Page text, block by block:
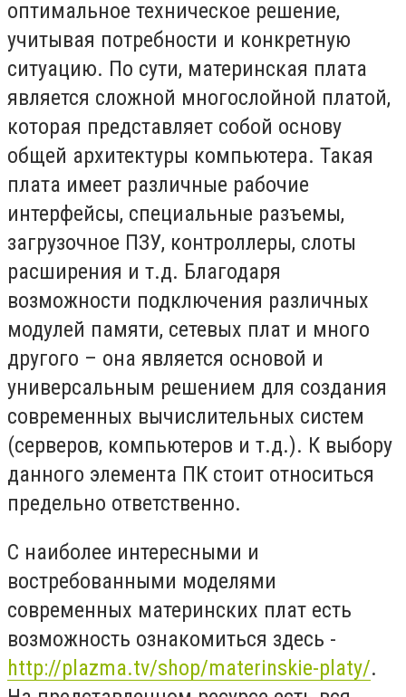
оптимальное техническое решение,
учитывая потребности и конкретную
ситуацию. По сути, материнская плата
является сложной многослойной платой,
которая представляет собой основу
общей архитектуры компьютера. Такая
плата имеет различные рабочие
интерфейсы, специальные разъемы,
загрузочное ПЗУ, контроллеры, слоты
расширения и т.д. Благодаря
возможности подключения различных
модулей памяти, сетевых плат и много
другого – она является основой и
универсальным решением для создания
современных вычислительных систем
(серверов, компьютеров и т.д.). К выбору
данного элемента ПК стоит относиться
предельно ответственно.
С наиболее интересными и
востребованными моделями
современных материнских плат есть
возможность ознакомиться здесь -
http://plazma.tv/shop/materinskie-platy/.